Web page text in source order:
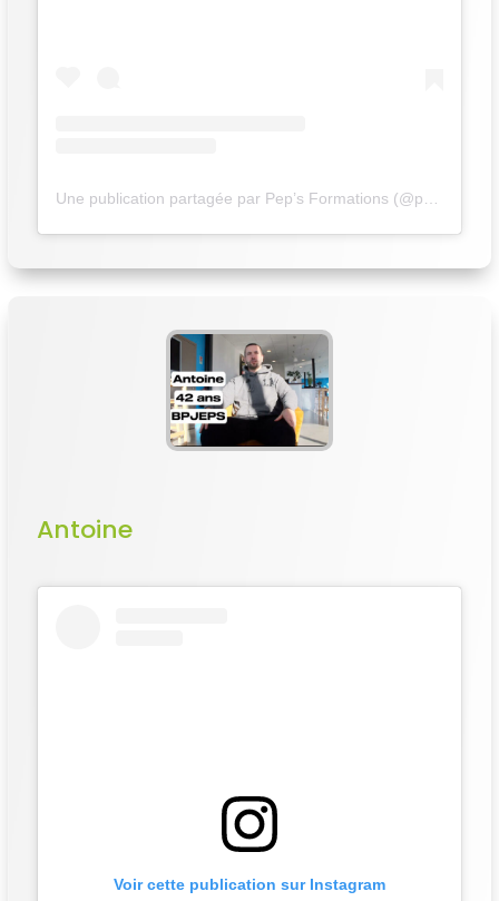
Une publication partagée par Pep’s Formations (@peps_formations)
Antoine
Voir cette publication sur Instagram